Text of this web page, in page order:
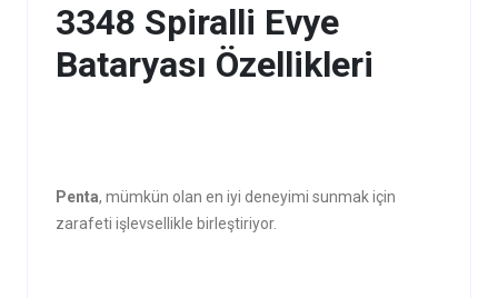
3348 Spiralli Evye
Bataryası Özellikleri
Penta, mümkün olan en iyi deneyimi sunmak için
zarafeti işlevsellikle birleştiriyor.